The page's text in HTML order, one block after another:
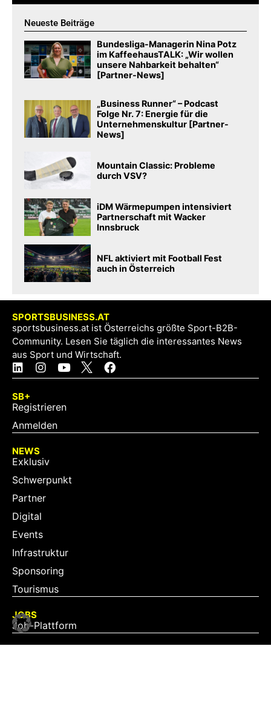
Neueste Beiträge
Bundesliga-Managerin Nina Potz
im KaffeehausTALK: „Wir wollen
unsere Nahbarkeit behalten“
[Partner-News]
„Business Runner“ – Podcast
Folge Nr. 7: Energie für die
Unternehmenskultur [Partner-
News]
Mountain Classic: Probleme
durch VSV?
iDM Wärmepumpen intensiviert
Partnerschaft mit Wacker
Innsbruck
NFL aktiviert mit Football Fest
auch in Österreich
SPORTSBUSINESS.AT
sportsbusiness.at ist Österreichs größte Sport-B2B-
Community. Lesen Sie täglich die interessantes News
aus Sport und Wirtschaft.
SB+
Registrieren
Anmelden
NEWS
Exklusiv
Schwerpunkt
Partner
Digital
Events
Infrastruktur
Sponsoring
Tourismus
JOBS
Job-Plattform